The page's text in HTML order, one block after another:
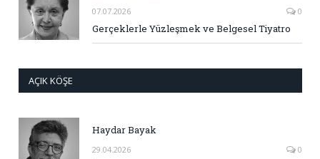
07.07.2026 0
Gerçeklerle Yüzleşmek ve Belgesel Tiyatro
AÇIK KÖŞE
Haydar Bayak
29.04.2026 0